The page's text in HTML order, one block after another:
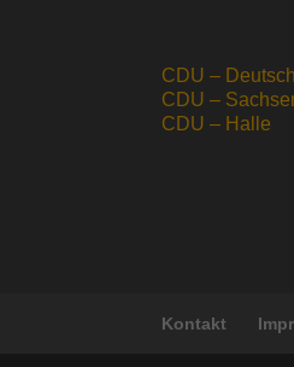
CDU –
CDU –
CDU – Halle
Kontakt